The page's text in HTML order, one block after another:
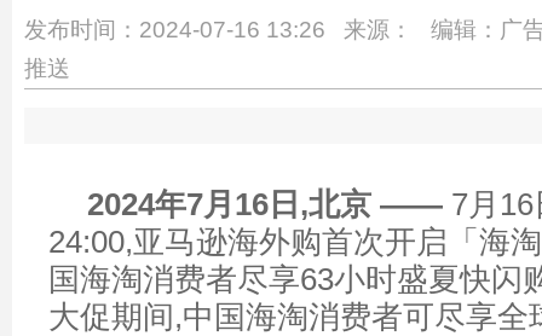
发布时间：2024-07-16 13:26 来源： 编辑：广
推送
2024年7月 16 日,北京 —— 7月
24:00,亚马逊海外购首次开启「海
国海淘消费者尽享63小时盛夏快闪
大促期间,中国海淘消费者可尽享全